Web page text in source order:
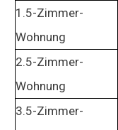
1.5-Zimmer-
Wohnung
2.5-Zimmer-
Wohnung
3.5-Zimmer-